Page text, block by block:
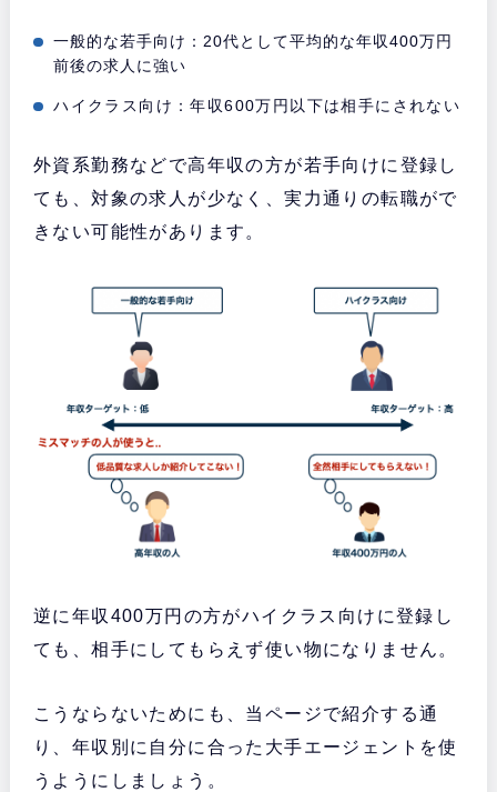
一般的な若手向け：20代として平均的な年収400万円
前後の求人に強い
ハイクラス向け：年収600万円以下は相手にされない
外資系勤務などで高年収の方が若手向けに登録し
ても、対象の求人が少なく、実力通りの転職がで
きない可能性があります。
逆に年収400万円の方がハイクラス向けに登録し
ても、相手にしてもらえず使い物になりません。
こうならないためにも、当ページで紹介する通
り、年収別に自分に合った大手エージェントを使
うようにしましょう。